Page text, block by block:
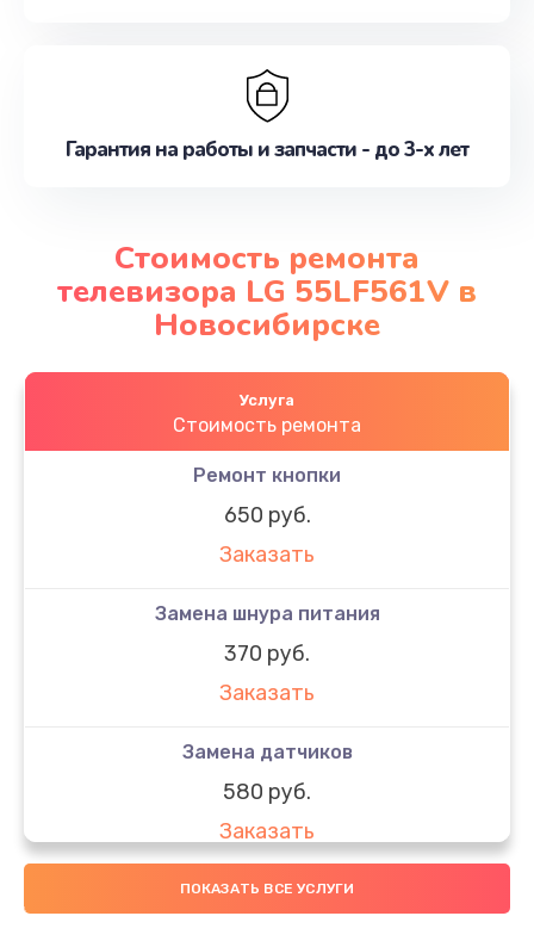
Гарантия на работы и запчасти - до 3-х лет
Стоимость ремонта
телевизора LG 55LF561V в
Новосибирске
Услуга
Стоимость ремонта
Ремонт кнопки
650 руб.
Заказать
Замена шнура питания
370 руб.
Заказать
Замена датчиков
580 руб.
Заказать
Комплексная чистка
ПОКАЗАТЬ ВСЕ УСЛУГИ